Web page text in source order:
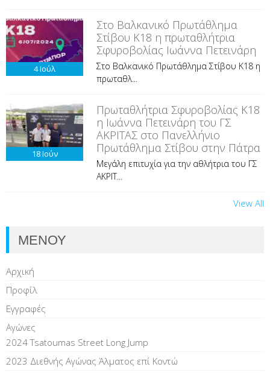
4Ιούλ
Στο Βαλκανικό Πρωτάθλημα
Στίβου Κ18 η πρωταθλήτρια
Σφυροβολίας Ιωάννα Πετεινάρη
Στο Βαλκανικό Πρωτάθλημα Στίβου Κ18 η
πρωταθλ...
18Ιούν
Πρωταθλήτρια Σφυροβολίας Κ18
η Ιωάννα Πετεινάρη του ΓΣ
ΑΚΡΙΤΑΣ στο Πανελλήνιο
Πρωτάθλημα Στίβου στην Πάτρα
Μεγάλη επιτυχία για την αθλήτρια του ΓΣ
ΑΚΡΙΤ...
View All
ΜΕΝΟΥ
Αρχική
Προφίλ
Εγγραφές
Αγώνες
2024 Tsatoumas Street Long Jump
2023 Διεθνής Αγώνας Άλματος επί Kοντώ